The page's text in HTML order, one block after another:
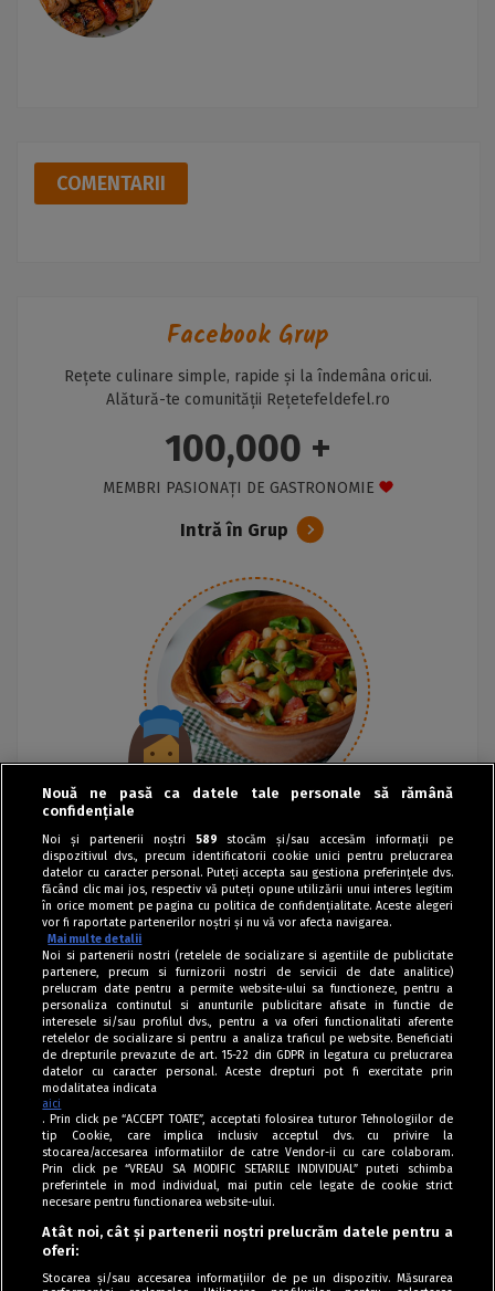
COMENTARII
Facebook Grup
Rețete culinare simple, rapide și la îndemâna oricui.
Alătură-te comunității Rețetefeldefel.ro
100,000 +
MEMBRI PASIONAȚI DE GASTRONOMIE
Intră în Grup
Tag index
Program Antena 1
Nouă ne pasă ca datele tale personale să rămână
confidențiale
Noi și partenerii noștri 589 stocăm și/sau accesăm informații pe
dispozitivul dvs., precum identificatorii cookie unici pentru prelucrarea
datelor cu caracter personal. Puteți accepta sau gestiona preferințele dvs.
făcând clic mai jos, respectiv vă puteți opune utilizării unui interes legitim
în orice moment pe pagina cu politica de confidențialitate. Aceste alegeri
vor fi raportate partenerilor noștri și nu vă vor afecta navigarea.
Mai multe detalii
Noi si partenerii nostri (retelele de socializare si agentiile de publicitate
partenere, precum si furnizorii nostri de servicii de date analitice)
prelucram date pentru a permite website-ului sa functioneze, pentru a
personaliza continutul si anunturile publicitare afisate in functie de
interesele si/sau profilul dvs., pentru a va oferi functionalitati aferente
retelelor de socializare si pentru a analiza traficul pe website. Beneficiati
de drepturile prevazute de art. 15-22 din GDPR in legatura cu prelucrarea
datelor cu caracter personal. Aceste drepturi pot fi exercitate prin
modalitatea indicata
aici
. Prin click pe “ACCEPT TOATE”, acceptati folosirea tuturor Tehnologiilor de
tip Cookie, care implica inclusiv acceptul dvs. cu privire la
stocarea/accesarea informatiilor de catre Vendor-ii cu care colaboram.
Prin click pe “VREAU SA MODIFIC SETARILE INDIVIDUAL” puteti schimba
preferintele in mod individual, mai putin cele legate de cookie strict
necesare pentru functionarea website-ului.
Atât noi, cât și partenerii noștri prelucrăm datele pentru a
oferi:
Stocarea și/sau accesarea informațiilor de pe un dispozitiv. Măsurarea